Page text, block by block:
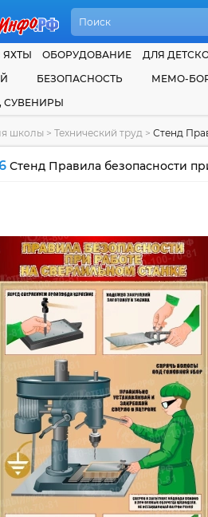
ЯХТЫ ОБОРУДОВАНИЕ ДЛЯ
БЕЗОПАСНОСТЬ МЕМО-
СУВЕНИРЫ
школы > Технический труд > Стенд
Стенд Правила безопасности